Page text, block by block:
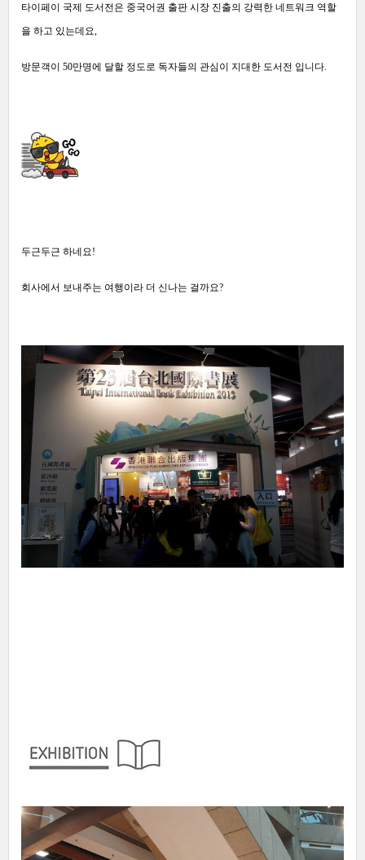
타이페이 국제 도서전은 중국어권 출판 시장 진출의 강력한 네트워크 역할
을 하고 있는데요,
방문객이 50만명에 달할 정도로 독자들의 관심이 지대한 도서전 입니다.
두근두근 하네요!
회사에서 보내주는 여행이라 더 신나는 걸까요?